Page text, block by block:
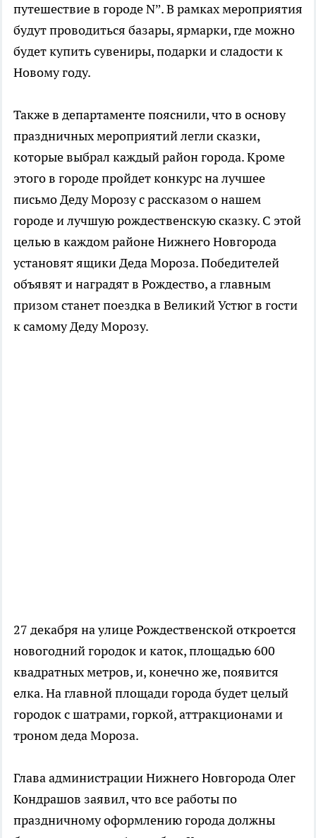
путешествие в городе N”. В рамках мероприятия
будут проводиться базары, ярмарки, где можно
будет купить сувениры, подарки и сладости к
Новому году.
Также в департаменте пояснили, что в основу
праздничных мероприятий легли сказки,
которые выбрал каждый район города. Кроме
этого в городе пройдет конкурс на лучшее
письмо Деду Морозу с рассказом о нашем
городе и лучшую рождественскую сказку. С этой
целью в каждом районе Нижнего Новгорода
установят ящики Деда Мороза. Победителей
объявят и наградят в Рождество, а главным
призом станет поездка в Великий Устюг в гости
к самому Деду Морозу.
27 декабря на улице Рождественской откроется
новогодний городок и каток, площадью 600
квадратных метров, и, конечно же, появится
елка. На главной площади города будет целый
городок с шатрами, горкой, аттракционами и
троном деда Мороза.
Глава администрации Нижнего Новгорода Олег
Кондрашов заявил, что все работы по
праздничному оформлению города должны